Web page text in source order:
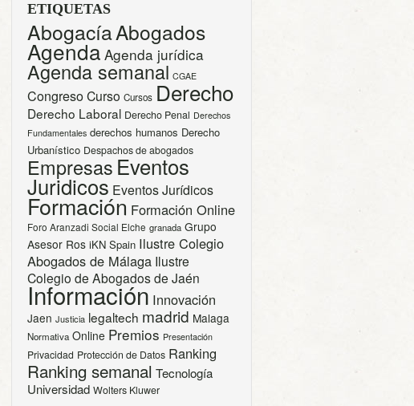
ETIQUETAS
AbogacíaAbogados
Agenda Agenda jurídica
Agenda semanal CGAE
CongresoCurso Cursos Derecho
Derecho Laboral Derecho Penal Derechos
Fundamentales derechos humanos Derecho
Urbanístico Despachos de abogados
Empresas Eventos
Juridicos Eventos Jurídicos
Formación Formación Online
Foro Aranzadi Social Elche granada Grupo
Asesor Ros iKN Spain Ilustre Colegio
Abogados de Málaga Ilustre
Colegio de Abogados de Jaén
Información Innovación
Jaen Justicia legaltech madrid Malaga
Normativa Online Premios Presentación
Privacidad Protección de Datos Ranking
Ranking semanal Tecnología
Universidad Wolters Kluwer